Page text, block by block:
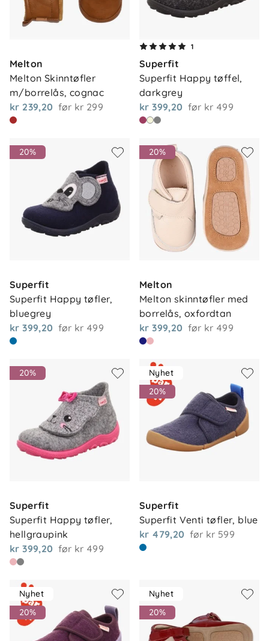
Melton
Melton Skinntøfler
m/borrelås, cognac
kr 239,20 før kr 299
1
Superfit
Superfit Happy tøffel,
darkgrey
kr 399,20 før kr 499
20%
Superfit
Superfit Happy tøfler,
bluegrey
kr 399,20 før kr 499
20%
Melton
Melton skinntøfler med
borrelås, oxfordtan
kr 399,20 før kr 499
20%
Superfit
Superfit Happy tøfler,
hellgraupink
kr 399,20 før kr 499
Nyhet
20%
Superfit
Superfit Venti tøfler, blue
kr 479,20 før kr 599
Nyhet
20%
Nyhet
20%